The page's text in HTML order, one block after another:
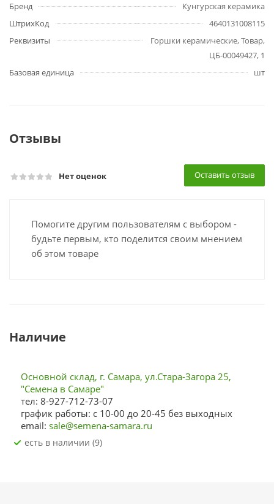
Бренд
Кунгурская керамика
ШтрихКод
4640131008115
Реквизиты
Горшки керамические, Товар,
ЦБ-00049427, 1
Базовая единица
шт
Отзывы
Нет оценок Оставить отзыв
Помогите другим пользователям с выбором -
будьте первым, кто поделится своим мнением
об этом товаре
Наличие
Основной склад, г. Самара, ул.Стара-Загора 25,
"Семена в Самаре"
тел: 8-927-712-73-07
график работы: с 10-00 до 20-45 без выходных
email: sale@semena-samara.ru
Есть в наличии (9)